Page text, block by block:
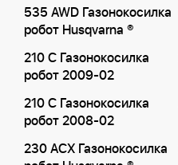
535 AWD Газонокосилка
робот Husqvarna ®
210 C Газонокосилка
робот 2009-02
210 C Газонокосилка
робот 2008-02
230 ACX Газонокосилка